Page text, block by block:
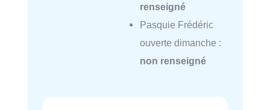
renseigné
Pasquie Frédéric
ouverte dimanche :
non renseigné